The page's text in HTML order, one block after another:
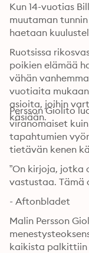
Kun 14-vuotias
muutaman
haetaan
Ruotsissa
poikien elämää
vähän
vuotiaita
asioita, joihin
käsiään.
Persson Giolito
viranomaiset
tapahtumien
tietävän kenen
”On kirjoja, jotka
vastustaa. Tämä
- Aftonbladet
Malin Persson
kaikista palkittiin